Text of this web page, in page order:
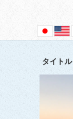
タイトル